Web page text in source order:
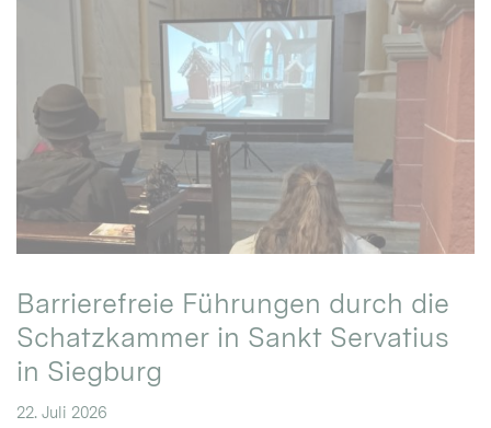
Barrierefreie Führungen durch die
Schatzkammer in Sankt Servatius
in Siegburg
22. Juli 2026